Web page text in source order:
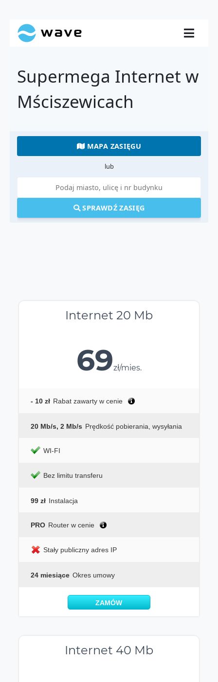
Supermega Internet w
Mściszewicach
MAPA ZASIĘGU
lub
SPRAWDŹ ZASIĘG
Internet 20 Mb
69zł/mies.
- 10 zł Rabat zawarty w cenie
20 Mb/s, 2 Mb/s Prędkość pobierania, wysyłania
WI-FI
Bez limitu transferu
99 zł Instalacja
PRO Router w cenie
Stały publiczny adres IP
24 miesiące Okres umowy
ZAMÓW
Internet 40 Mb